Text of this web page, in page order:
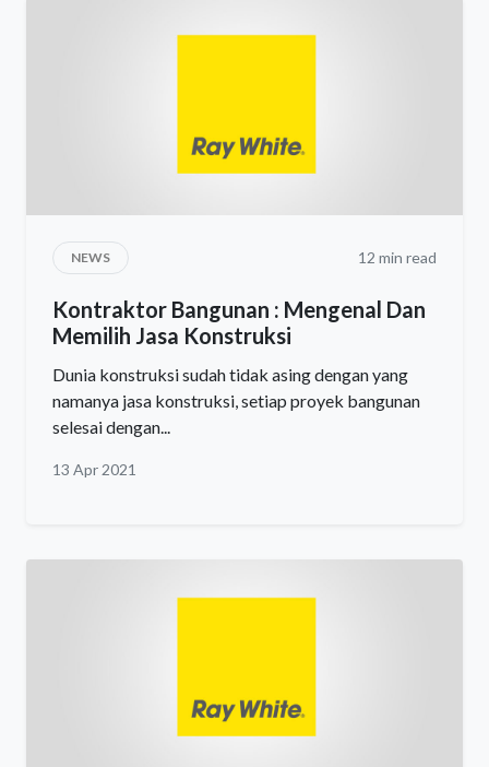
NEWS 12 min read
Kontraktor Bangunan : Mengenal Dan
Memilih Jasa Konstruksi
Dunia konstruksi sudah tidak asing dengan yang
namanya jasa konstruksi, setiap proyek bangunan
selesai dengan...
13 Apr 2021